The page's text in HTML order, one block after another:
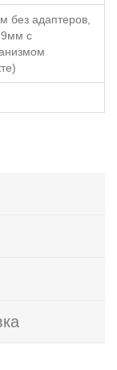
без адаптеров,
9мм с